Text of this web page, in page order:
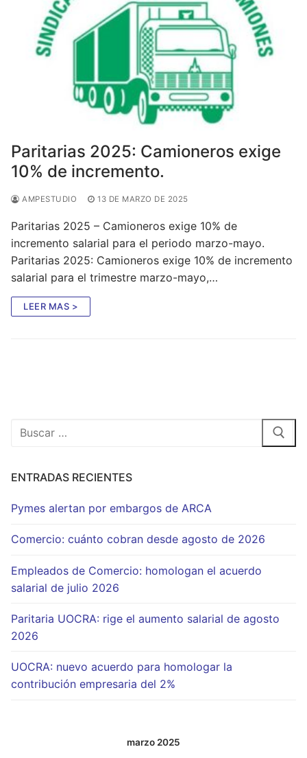
Paritarias 2025: Camioneros exige
10% de incremento.
AMPESTUDIO 13 DE MARZO DE 2025
Paritarias 2025 – Camioneros exige 10% de
incremento salarial para el periodo marzo-mayo.
Paritarias 2025: Camioneros exige 10% de incremento
salarial para el trimestre marzo-mayo,…
LEER MAS >
Buscar:
ENTRADAS RECIENTES
Pymes alertan por embargos de ARCA
Comercio: cuánto cobran desde agosto de 2026
Empleados de Comercio: homologan el acuerdo
salarial de julio 2026
Paritaria UOCRA: rige el aumento salarial de agosto
2026
UOCRA: nuevo acuerdo para homologar la
contribución empresaria del 2%
marzo 2025